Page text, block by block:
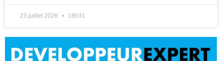
23 juillet 2026 18h31